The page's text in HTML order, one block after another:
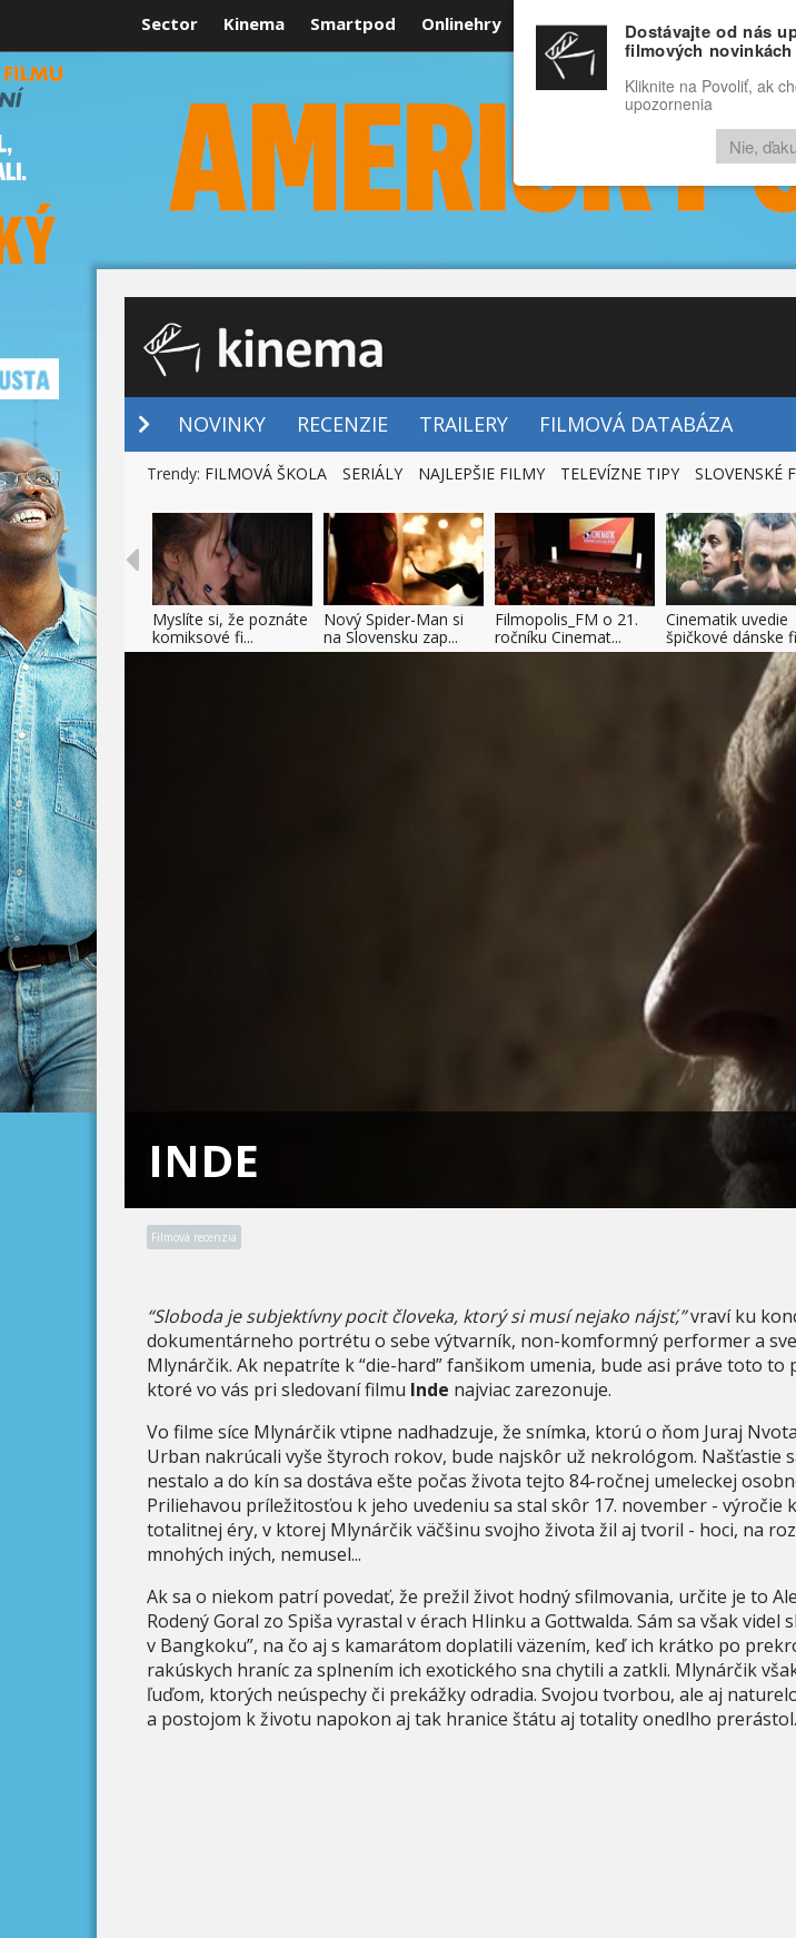
Sector Kinema Smartpod Onlinehry Rozprávky Funny Docu
RECENZIE VIDEÁ FILMY
NOVINKY RECENZIE TRAILERY FILMOVÁ DATABÁZA
Trendy: FILMOVÁ ŠKOLA SERIÁLY NAJLEPŠIE FILMY TELEVÍZNE TIPY SLOVENSKÉ
Myslíte si, že poznáte
komiksové fi...
Nový Spider-Man si
na Slovensku zap...
Filmopolis_FM o 21.
ročníku Cinemat...
Cinematik uvedie
špičkové dánske
INDE
Filmová recenzia
“Sloboda je subjektívny pocit človeka, ktorý si musí nejako nájsť,”vraví ku
dokumentárneho portrétu o sebe výtvarník, non-komformný performer a
Mlynárčik. Ak nepatríte k “die-hard” fanšikom umenia, bude asi práve toto to
ktoré vo vás pri sledovaní filmu Inde najviac zarezonuje.
Vo filme síce Mlynárčik vtipne nadhadzuje, že snímka, ktorú o ňom Juraj
Urban nakrúcali vyše štyroch rokov, bude najskôr už nekrológom. Našťastie
nestalo a do kín sa dostáva ešte počas života tejto 84-ročnej umeleckej
Priliehavou príležitosťou k jeho uvedeniu sa stal skôr 17. november - výročie
totalitnej éry, v ktorej Mlynárčik väčšinu svojho života žil aj tvoril - hoci, na
mnohých iných, nemusel...
Ak sa o niekom patrí povedať, že prežil život hodný sfilmovania, určite je to
Rodený Goral zo Spiša vyrastal v érach Hlinku a Gottwalda. Sám sa však videl
v Bangkoku”, na čo aj s kamarátom doplatili väzením, keď ich krátko po
rakúskych hraníc za splnením ich exotického sna chytili a zatkli. Mlynárčik
ľuďom, ktorých neúspechy či prekážky odradia. Svojou tvorbou, ale aj
a postojom k životu napokon aj tak hranice štátu aj totality onedlho prerástol.
Dostávajte od nás
filmových novinkách
Kliknite na Povoliť, ak
upozornenia
Nie,